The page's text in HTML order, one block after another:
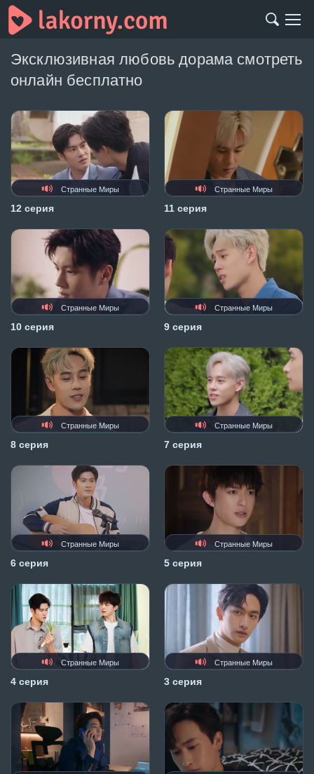
Эксклюзивная любовь дорама смотреть
онлайн бесплатно
Странные Миры
12 серия
Странные Миры
11 серия
Странные Миры
10 серия
Странные Миры
9 серия
Странные Миры
8 серия
Странные Миры
7 серия
Странные Миры
6 серия
Странные Миры
5 серия
Странные Миры
4 серия
Странные Миры
3 серия